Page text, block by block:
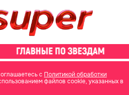
с Политикой обработки
файлов cookie, указанных в